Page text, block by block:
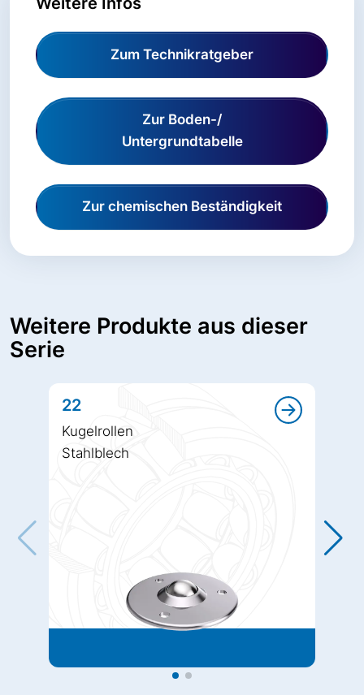
Zum Technikratgeber
Zur Boden-/
Untergrundtabelle
Zur chemischen Beständigkeit
Weitere Produkte aus dieser
Serie
22
Kugelrollen
Stahlblech